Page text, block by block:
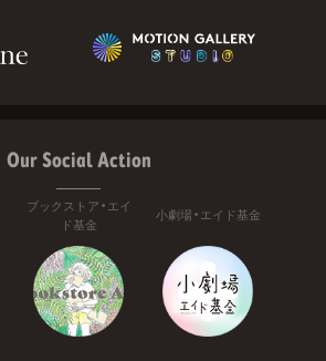
Our Social Action
ブックストア・エイ
ド基金
小劇場・エイド基金